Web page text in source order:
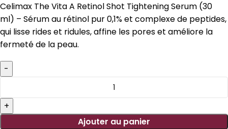
Celimax The Vita A Retinol Shot Tightening Serum (30
ml) – Sérum au rétinol pur 0,1% et complexe de peptides,
qui lisse rides et ridules, affine les pores et améliore la
fermeté de la peau.
Ajouter au panier